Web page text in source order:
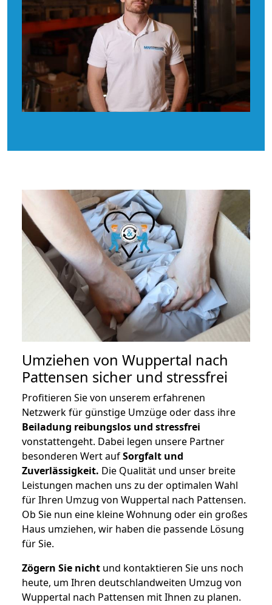
Umziehen von Wuppertal nach
Pattensen sicher und stressfrei
Profitieren Sie von unserem erfahrenen
Netzwerk für günstige Umzüge oder dass ihre
Beiladung reibungslos und stressfrei
vonstattengeht. Dabei legen unsere Partner
besonderen Wert aufSorgfalt und
Zuverlässigkeit. Die Qualität und unser breite
Leistungen machen uns zu der optimalen Wahl
für Ihren Umzug von Wuppertal nach Pattensen.
Ob Sie nun eine kleine Wohnung oder ein großes
Haus umziehen, wir haben die passende Lösung
für Sie.
Zögern Sie nicht und kontaktieren Sie uns noch
heute, um Ihren deutschlandweiten Umzug von
Wuppertal nach Pattensen mit Ihnen zu planen.